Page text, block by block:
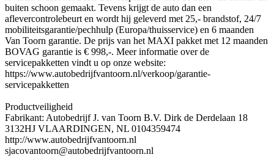
buiten schoon gemaakt. Tevens krijgt de auto dan een
aflevercontrolebeurt en wordt hij geleverd met 25,- brandstof, 24/7
mobiliteitsgarantie/pechhulp (Europa/thuisservice) en 6 maanden
Van Toorn garantie. De prijs van het MAXI pakket met 12 maanden
BOVAG garantie is € 998,-. Meer informatie over de
servicepakketten vindt u op onze website:
https://www.autobedrijfvantoorn.nl/verkoop/garantie-
servicepakketten
Productveiligheid
Fabrikant: Autobedrijf J. van Toorn B.V. Dirk de Derdelaan 18
3132HJ VLAARDINGEN, NL 0104359474
http://www.autobedrijfvantoorn.nl
sjacovantoorn@autobedrijfvantoorn.nl